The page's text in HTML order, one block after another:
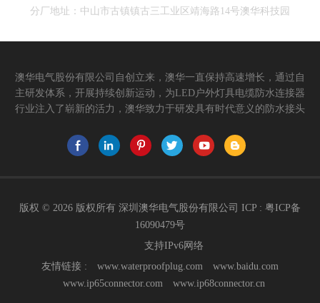
分厂地址：中山市古镇镇古三工业区靖海路14号澳华科技园
澳华电气股份有限公司自创立来，澳华一直保持高速增长，通过自
主研发体系，开展持续创新运动，为LED户外灯具电缆防水连接器
行业注入了崭新的活力，澳华致力于研发具有时代意义的防水接头
物生长灯、高铁动车、养殖畜牧、水族设备、发热瓷砖、船舶、油
烟机、环保机械、医疗保健设备、捕鱼集鱼灯、汽车大灯、太阳能
的愿景： 我们注重产品品质，以人为本，坚持创新，以市场为导向
开发具有品质的线缆连接器产品，为客户提供多方面的连接解决方
的使命： 关注市场发展，紧握客户的需求，提供有价值的线缆连接
器解决方案，为客户创造价值。 我们的价值观： 1、不断专研高端
技术，提高行业技术水平...
版权 © 2026 版权所有 深圳澳华电气股份有限公司 ICP : 粤ICP备
16090479号
支持IPv6网络
友情链接 :
www.waterproofplug.com
www.baidu.com
www.ip65connector.com
www.ip68connector.cn